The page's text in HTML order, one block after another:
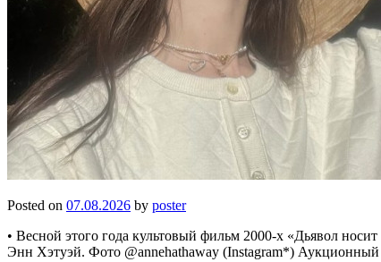
Posted on 07.08.2026 by poster
• Весной этого года культовый фильм 2000-х «Дьявол
Энн Хэтуэй. Фото @annehathaway (Instagram*) Аукционный